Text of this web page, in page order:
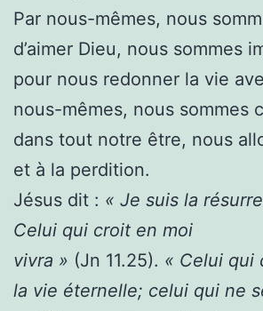
Par nous-mêmes, nous
d’aimer Dieu, nous sommes
pour nous redonner la vie
nous-mêmes, nous sommes
dans tout notre être, nous
et à la perdition.
Jésus dit : « Je suis la
Celui qui croit en moi
vivra » (Jn 11.25). « Celui qui
la vie éternelle; celui qui ne